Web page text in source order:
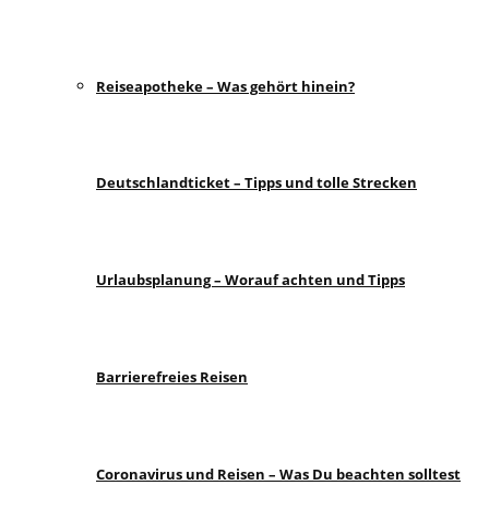
Reiseapotheke – Was gehört hinein?
Deutschlandticket – Tipps und tolle Strecken
Urlaubsplanung – Worauf achten und Tipps
Barrierefreies Reisen
Coronavirus und Reisen – Was Du beachten solltest